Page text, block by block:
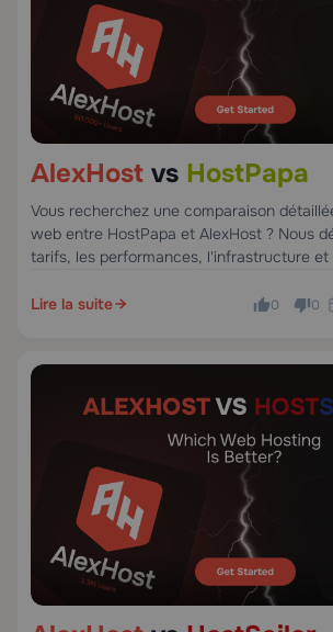
AlexHost vs HostPapa
Vous recherchez une comparaison
web entre HostPapa et AlexHost ? Nous
tarifs, les performances, l'infrastructure
Lire la suite
0 0